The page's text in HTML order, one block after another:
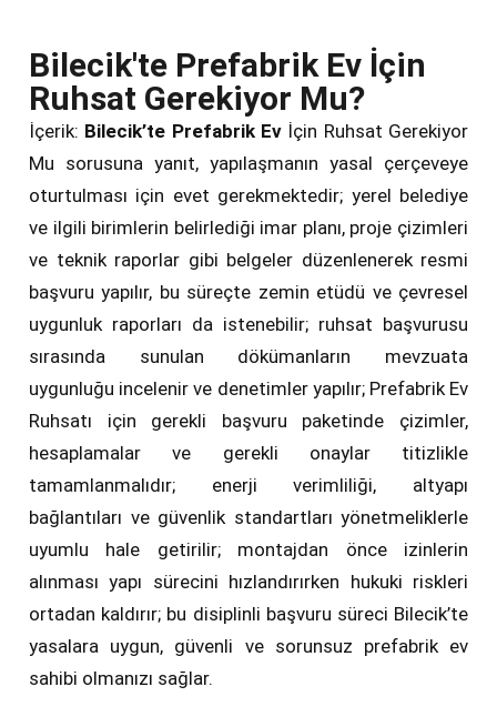
Bilecik'te Prefabrik Ev İçin
Ruhsat Gerekiyor Mu?
İçerik: Bilecik’te Prefabrik Ev İçin Ruhsat Gerekiyor
Mu sorusuna yanıt, yapılaşmanın yasal çerçeveye
oturtulması için evet gerekmektedir; yerel belediye
ve ilgili birimlerin belirlediği imar planı, proje çizimleri
ve teknik raporlar gibi belgeler düzenlenerek resmi
başvuru yapılır, bu süreçte zemin etüdü ve çevresel
uygunluk raporları da istenebilir; ruhsat başvurusu
sırasında sunulan dökümanların mevzuata
uygunluğu incelenir ve denetimler yapılır; Prefabrik Ev
Ruhsatı için gerekli başvuru paketinde çizimler,
hesaplamalar ve gerekli onaylar titizlikle
tamamlanmalıdır; enerji verimliliği, altyapı
bağlantıları ve güvenlik standartları yönetmeliklerle
uyumlu hale getirilir; montajdan önce izinlerin
alınması yapı sürecini hızlandırırken hukuki riskleri
ortadan kaldırır; bu disiplinli başvuru süreci Bilecik’te
yasalara uygun, güvenli ve sorunsuz prefabrik ev
sahibi olmanızı sağlar.